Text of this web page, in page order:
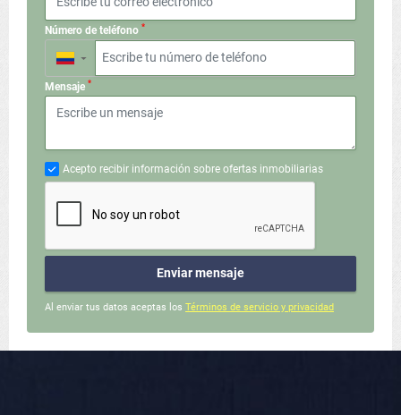
Número de teléfono *
▼
Mensaje *
Acepto recibir información sobre ofertas inmobiliarias
Enviar mensaje
Al enviar tus datos aceptas los Términos de servicio y privacidad